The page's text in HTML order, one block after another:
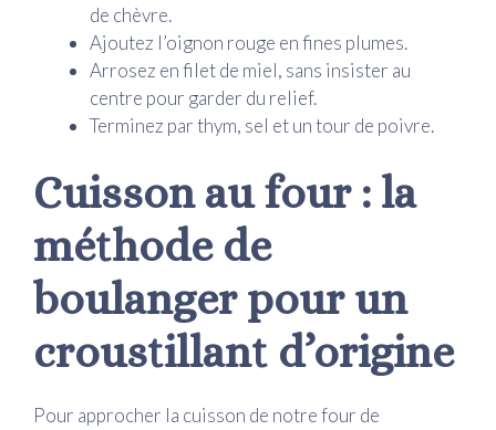
de chèvre.
Ajoutez l’oignon rouge en fines plumes.
Arrosez en filet de miel, sans insister au
centre pour garder du relief.
Terminez par thym, sel et un tour de poivre.
Cuisson au four : la
méthode de
boulanger pour un
croustillant d’origine
Pour approcher la cuisson de notre four de